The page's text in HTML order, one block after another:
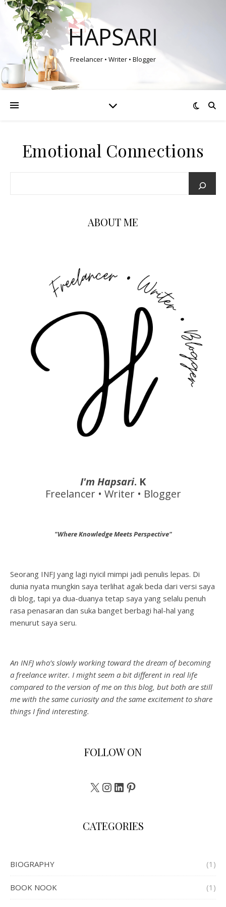
HAPSARI
Freelancer • Writer • Blogger
Emotional Connections
ABOUT ME
I'm Hapsari. K
Freelancer • Writer • Blogger
"Where Knowledge Meets Perspective"
Seorang INFJ yang lagi nyicil mimpi jadi penulis lepas. Di
dunia nyata mungkin saya terlihat agak beda dari versi saya
di blog, tapi ya dua-duanya tetap saya yang selalu penuh
rasa penasaran dan suka banget berbagi hal-hal yang
menurut saya seru.
An INFJ who’s slowly working toward the dream of becoming
a freelance writer. I might seem a bit different in real life
compared to the version of me on this blog, but both are still
me with the same curiosity and the same excitement to share
things I find interesting.
FOLLOW ON
X Instagram
LinkedInPinterest
CATEGORIES
BIOGRAPHY (1)
BOOK NOOK (1)